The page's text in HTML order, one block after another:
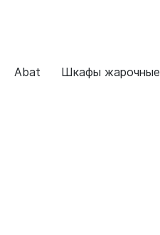
Abat
Шкафы жарочные